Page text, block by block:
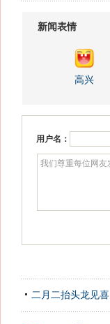
新闻表情
高兴
用户名：
二月二抬头龙见喜